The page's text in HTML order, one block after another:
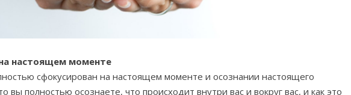
настоящем моменте
сфокусирован на настоящем моменте и осознании настоящего
вы полностью осознаете, что происходит внутри вас и вокруг вас, и как это